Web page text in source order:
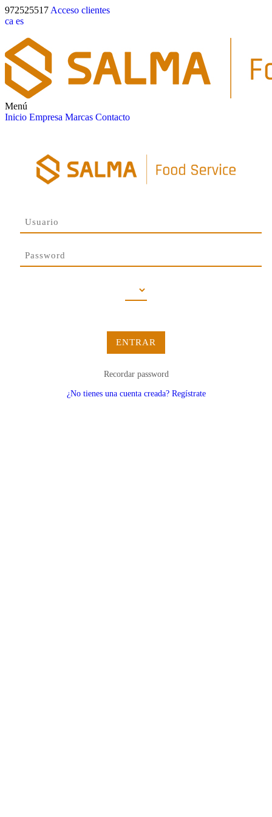
972525517 Acceso clientes
ca es
Menú
Inicio Empresa Marcas Contacto
ENTRAR
Recordar password
¿No tienes una cuenta creada? Regístrate